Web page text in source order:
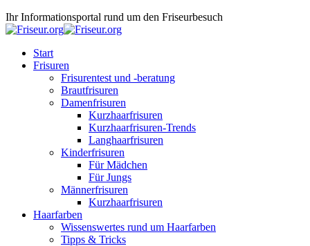
Ihr Informationsportal rund um den Friseurbesuch
Start
Frisuren
Frisurentest und -beratung
Brautfrisuren
Damenfrisuren
Kurzhaarfrisuren
Kurzhaarfrisuren-Trends
Langhaarfrisuren
Kinderfrisuren
Für Mädchen
Für Jungs
Männerfrisuren
Kurzhaarfrisuren
Haarfarben
Wissenswertes rund um Haarfarben
Tipps & Tricks